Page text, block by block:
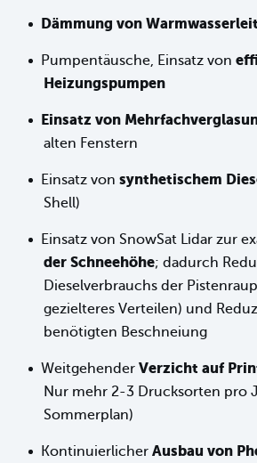
Dämmung von
Pumpentäusche, Einsatz von
Heizungspumpen
Einsatz von
alten Fenstern
Einsatz von synthetischem
Shell)
Einsatz von SnowSat Lidar zur
der Schneehöhe; dadurch
Dieselverbrauchs der
gezielteres Verteilen) und
benötigten Beschneiung
Weitgehender Verzicht auf
Nur mehr 2-3 Drucksorten pro
Sommerplan)
KontinuierlicherAusbau von